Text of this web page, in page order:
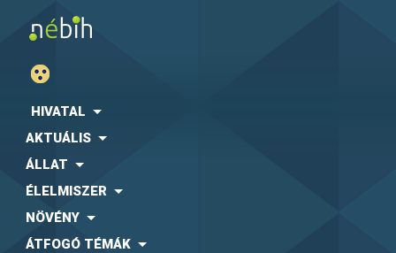
HIVATAL
AKTUÁLIS
ÁLLAT
ÉLELMISZER
NÖVÉNY
ÁTFOGÓ TÉMÁK